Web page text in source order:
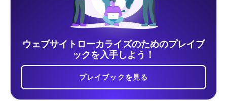
ウェブサイトローカライズのためのプレイブ
ックを入手しよう！
プレイブックを見る